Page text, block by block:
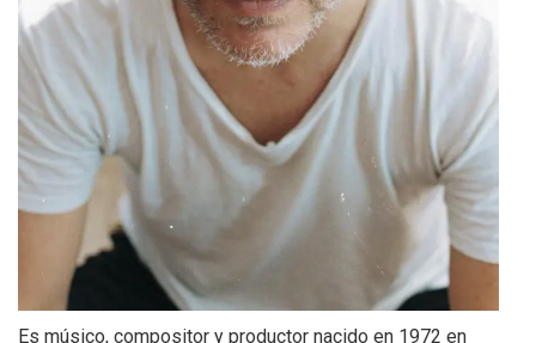
Es músico, compositor y productor nacido en 1972 en